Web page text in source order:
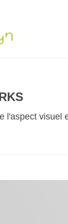
l'aspect visuel